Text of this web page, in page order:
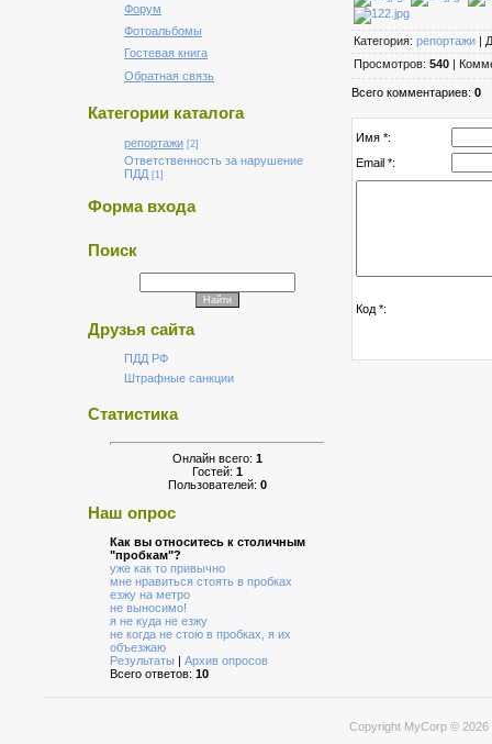
Форум
Фотоальбомы
Гостевая книга
Обратная связь
Категории каталога
репортажи [2]
Ответственность за нарушение
ПДД [1]
Форма входа
Поиск
Друзья сайта
ПДД РФ
Штрафные санкции
Статистика
Онлайн всего: 1
Гостей: 1
Пользователей: 0
Наш опрос
Как вы относитесь к столичным
"пробкам"?
уже как то привычно
мне нравиться стоять в пробках
езжу на метро
не выносимо!
я не куда не езжу
не когда не стою в пробках, я их
объезжаю
Результаты | Архив опросов
Всего ответов: 10
Категория: репортажи |
Просмотров: 540 |
Всего комментариев: 0
Имя *:
Email *:
Код *:
Copyright MyCorp ©